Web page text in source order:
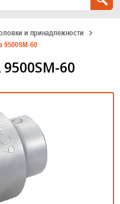
и принадлежности
9500SM-60
60